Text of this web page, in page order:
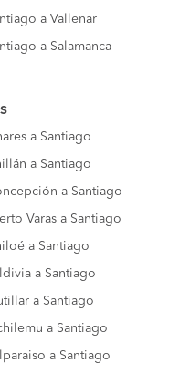
a Vallenar
a Salamanca
a Santiago
a Santiago
a Santiago
Varas a Santiago
a Santiago
a Santiago
a Santiago
a Santiago
a Santiago